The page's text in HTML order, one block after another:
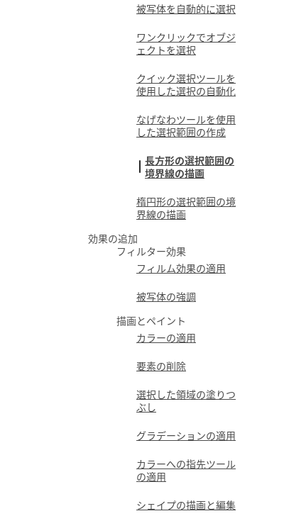
被写体を自動的に選択
ワンクリックでオブジ
ェクトを選択
クイック選択ツールを
使用した選択の自動化
なげなわツールを使用
した選択範囲の作成
長方形の選択範囲の
境界線の描画
楕円形の選択範囲の境
界線の描画
効果の追加
フィルター効果
フィルム効果の適用
被写体の強調
描画とペイント
カラーの適用
要素の削除
選択した領域の塗りつ
ぶし
グラデーションの適用
カラーへの指先ツール
の適用
シェイプの描画と編集